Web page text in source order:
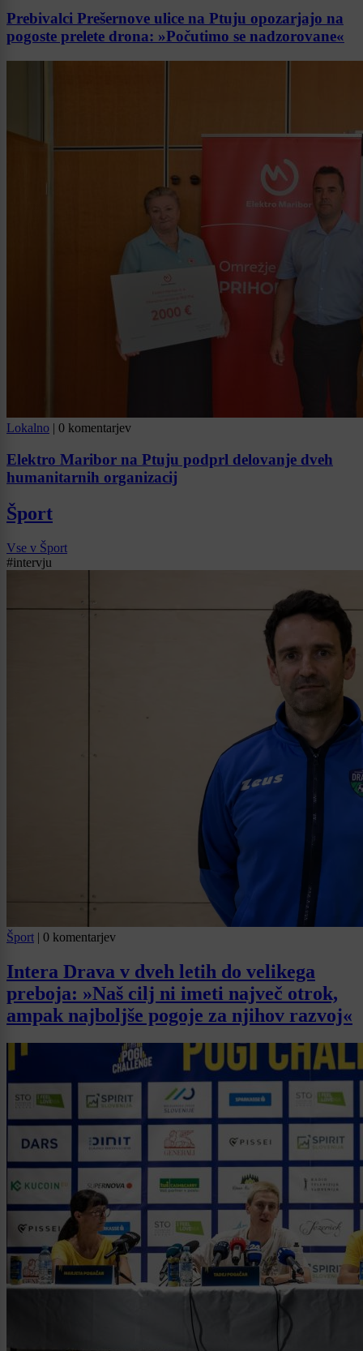
Prebivalci Prešernove ulice na Ptuju opozarjajo na
pogoste prelete drona: »Počutimo se nadzorovane«
Lokalno | 0 komentarjev
Elektro Maribor na Ptuju podprl delovanje dveh
humanitarnih organizacij
Šport
Vse v Šport
#intervju
Šport | 0 komentarjev
Intera Drava v dveh letih do velikega
preboja: »Naš cilj ni imeti največ otrok,
ampak najboljše pogoje za njihov razvoj«